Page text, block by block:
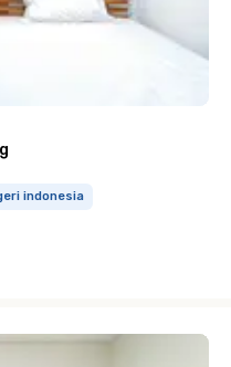
indonesia